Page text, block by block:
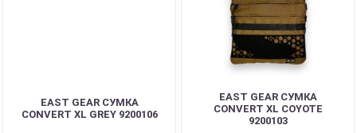
EAST GEAR СУМКА
CONVERT XL GREY 9200106
EAST GEAR СУМКА
CONVERT XL COYOTE
9200103